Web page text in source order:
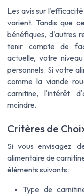
Les avis sur
varient. Tandis que
bénéfiques, d'autres
tenir compte de
actuelle, votre
personnels. Si votre
comme la viande
carnitine, l'intérêt
moindre.
Critères de
Si vous envisagez
alimentaire de
éléments suivants :
Type de